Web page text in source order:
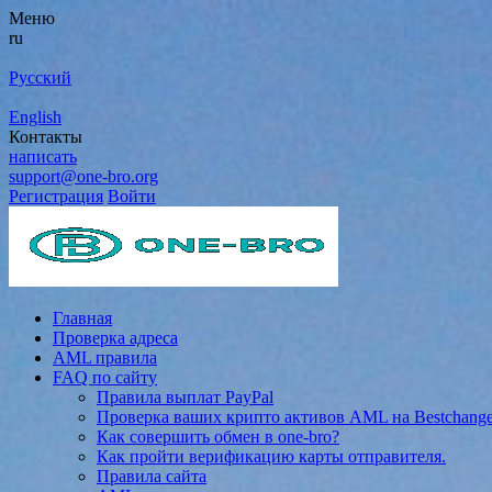
Меню
ru
Русский
English
Контакты
написать
support@one-bro.org
Регистрация Войти
Главная
Проверка адреса
AML правила
FAQ по сайту
Правила выплат PayPal
Проверка ваших крипто активов AML на
Как совершить обмен в one-bro?
Как пройти верификацию карты отправителя.
Правила сайта